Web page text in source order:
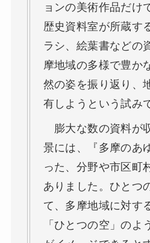
ョンの美術作品だけ
歴史資料室が所蔵す
ラシ、絵葉書などの
摩地域の多様で豊か
然の姿を振り返り、
有しようという試み
膨大な数の資料が
景には、『多摩のあ
った、分野や市区町
ありました。ひとつ
て、多摩地域に対す
「ひとつの空」のよ